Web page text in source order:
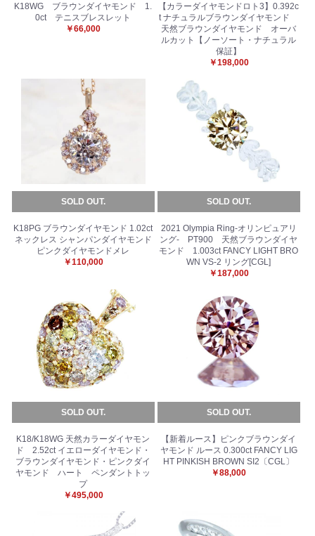
K18WG ブラウンダイヤモンド 1.
0ct テニスブレスレット
￥66,000
【カラーダイヤモンドロト3】0.392c
t ナチュラルブラウンダイヤモンド
天然ブラウンダイヤモンド オーバ
ルカット【ノーソート・ナチュラル
保証】
￥198,000
SOLD OUT.
K18PG ブラウンダイヤモンド 1.02ct
ネックレス シャンパンダイヤモンド
ピンクダイヤモンドメレ
￥110,000
SOLD OUT.
2021 Olympia Ring-オリンピュアリ
ング- PT900 天然ブラウンダイヤ
モンド 1.003ct FANCY LIGHT BRO
WN VS-2 リング[CGL]
￥187,000
SOLD OUT.
K18/K18WG 天然カラーダイヤモン
ド 2.52ct イエローダイヤモンド・
ブラウンダイヤモンド・ピンクダイ
ヤモンド ハート ペンダントトッ
プ
￥495,000
SOLD OUT.
【新着ルース】ピンクブラウンダイ
ヤモンド ルース 0.300ct FANCY LIG
HT PINKISH BROWN SI2〔CGL〕
￥88,000